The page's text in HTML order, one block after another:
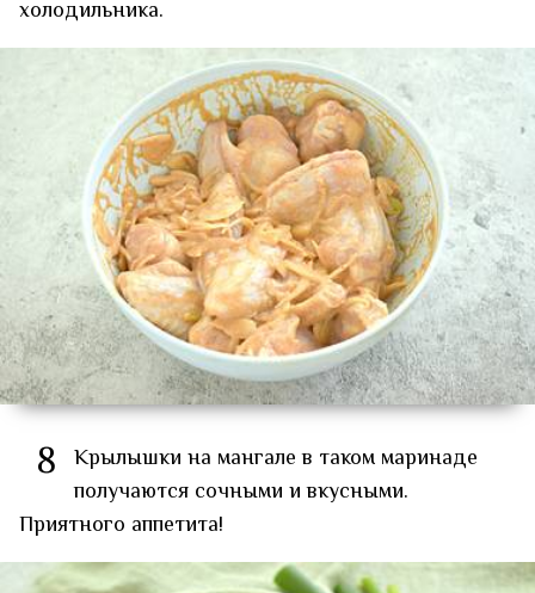
холодильника.
8 Крылышки на мангале в таком маринаде
получаются сочными и вкусными.
Приятного аппетита!